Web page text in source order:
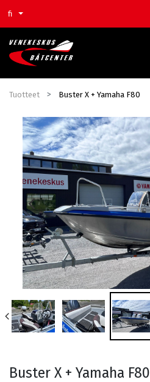
fi
Tuotteet Buster X + Yamaha F80
Buster X + Yamaha F80